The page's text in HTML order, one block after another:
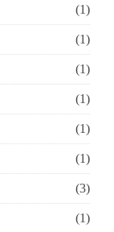
(1)
(1)
(1)
(1)
(1)
(1)
(3)
(1)